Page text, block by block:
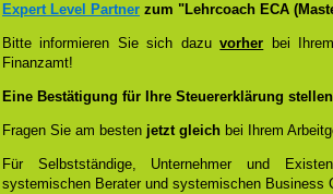
Expert Level Partner zum "Lehrcoach ECA
Bitte informieren Sie sich dazuvorher bei
Finanzamt!
Eine Bestätigung für Ihre Steuererklärung
Fragen Sie am besten jetzt gleich bei Ihrem
Für Selbstständige, Unternehmer und
systemischen Berater und systemischen Business